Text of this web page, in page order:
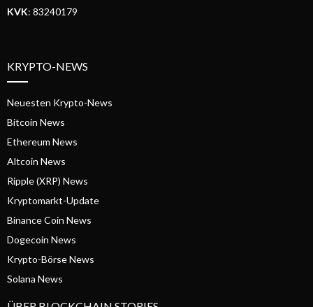
KVK: 83240179
KRYPTO-NEWS
Neuesten Krypto-News
Bitcoin News
Ethereum News
Altcoin News
Ripple (XRP) News
Kryptomarkt-Update
Binance Coin News
Dogecoin News
Krypto-Börse News
Solana News